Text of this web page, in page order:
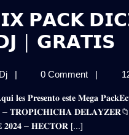
𝗣𝗔𝗖𝗞
| 𝗚𝗥𝗔𝗧𝗜𝗦
𝗘𝗖𝗨𝗔𝗗𝗢𝗥𝗜𝗔𝗡
𝗣𝗔𝗖𝗞
𝗗𝗜𝗖𝗜𝗘𝗠𝗕𝗥𝗘
𝟮𝟬𝟮𝟰
| 0 Comment |
– 𝐓𝐑𝐎𝐏𝐈𝐂𝐇𝐈𝐂𝐇𝐀
– 𝐇𝐄𝐂𝐓𝐎𝐑 [...]